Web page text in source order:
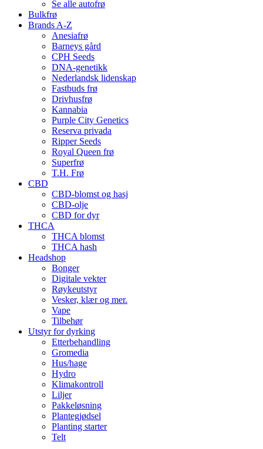
Se alle autofrø
Bulkfrø
Brands A-Z
Anesiafrø
Barneys gård
CPH Seeds
DNA-genetikk
Nederlandsk lidenskap
Fastbuds frø
Drivhusfrø
Kannabia
Purple City Genetics
Reserva privada
Ripper Seeds
Royal Queen frø
Superfrø
T.H. Frø
CBD
CBD-blomst og hasj
CBD-olje
CBD for dyr
THCA
THCA blomst
THCA hash
Headshop
Bonger
Digitale vekter
Røykeutstyr
Vesker, klær og mer.
Vape
Tilbehør
Utstyr for dyrking
Etterbehandling
Gromedia
Hus/hage
Hydro
Klimakontroll
Liljer
Pakkeløsning
Plantegjødsel
Planting starter
Telt